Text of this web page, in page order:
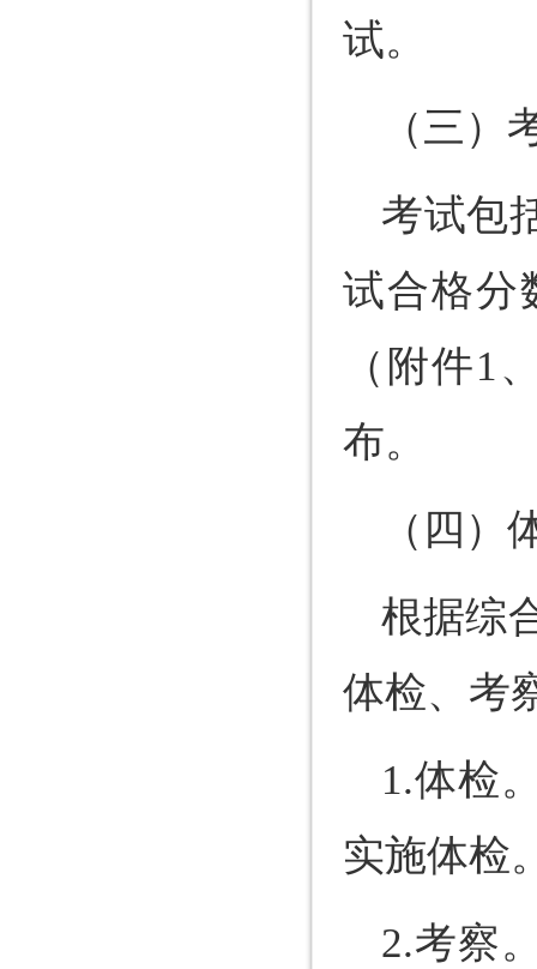
试。
（三）
考试包
试合格分
（附件1
布。
（四）
根据综
体检、考
1.体检
实施体检
2.考察